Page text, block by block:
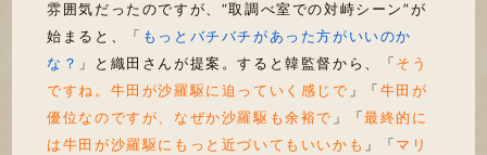
雰囲気だったのですが、“取調べ室での対峙シーン”が
始まると、「 もっとバチバチがあった方がいいのか
な？ 」と織田さんが提案。すると韓監督から、「 そう
ですね。牛田が沙羅駆に迫っていく感じで 」「 牛田が
優位なのですが、なぜか沙羅駆も余裕で 」「最終的に
は牛田が沙羅駆にもっと近づいてもいいかも 」「 マリ